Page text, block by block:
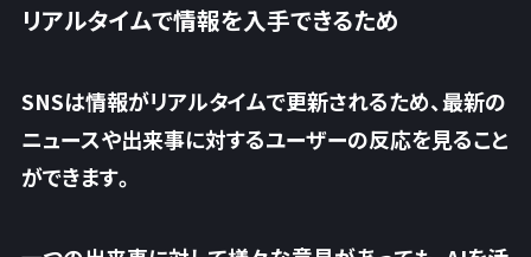
リアルタイムで情報を入手できるため
SNSは情報がリアルタイムで更新されるため、最新の
ニュースや出来事に対するユーザーの反応を見ること
ができます。